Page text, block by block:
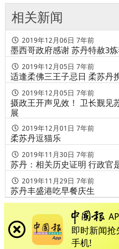
相关新闻
2019年12月06日 7年前
墨西哥政府感谢 苏丹特赦3
2019年12月05日 7年前
适逢柔佛三王子忌日 柔苏丹
2019年12月05日 7年前
摄政王开声见效！ 卫长觐见
展
2019年12月01日 7年前
柔苏丹逗猫乐
2019年11月30日 7年前
苏丹：相关历史证明 行政官
2019年11月29日 7年前
苏丹丰盛港吃早餐庆生
即时新闻抢
手机!